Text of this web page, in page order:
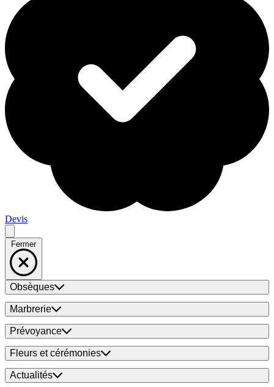
Devis
Fermer
Obsèques
Marbrerie
Prévoyance
Fleurs et cérémonies
Actualités